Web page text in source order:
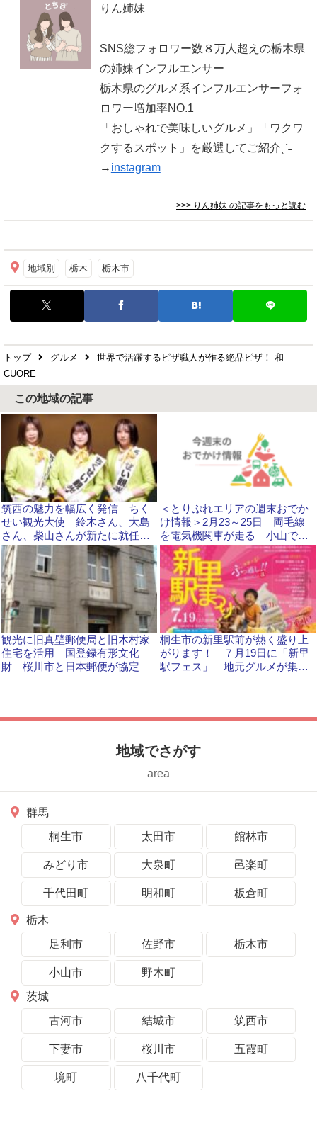
りん姉妹
SNS総フォロワー数８万人超えの栃木県
の姉妹インフルエンサー
栃木県のグルメ系インフルエンサーフォ
ロワー増加率NO.1
「おしゃれで美味しいグルメ」「ワクワ
クするスポット」を厳選してご紹介ˎˊ˗
→ instagram
>>> りん姉妹 の記事をもっと読む
地域別 栃木 栃木市
トップ グルメ
世界で活躍するピザ職人が作る絶品ピザ！ 和
CUORE
この地域の記事
筑西の魅力を幅広く発信 ちく
せい観光大使 鈴木さん、大島
さん、柴山さんが新たに就任
茨城
＜とりぷれエリアの週末おでか
け情報＞2月23～25日 両毛線
を電気機関車が走る 小山では
恒例マルシェ
観光に旧真壁郵便局と旧木村家
住宅を活用 国登録有形文化
財 桜川市と日本郵便が協定
桐生市の新里駅前が熱く盛り上
がります！ ７月19日に「新里
駅フェス」 地元グルメが集ま
地域でさがす
area
群馬
桐生市
太田市 館林市
みどり市 大泉町 邑楽町
千代田町 明和町 板倉町
栃木
足利市
佐野市 栃木市
小山市
野木町
茨城
古河市
結城市 筑西市
下妻市 桜川市 五霞町
境町 八千代町